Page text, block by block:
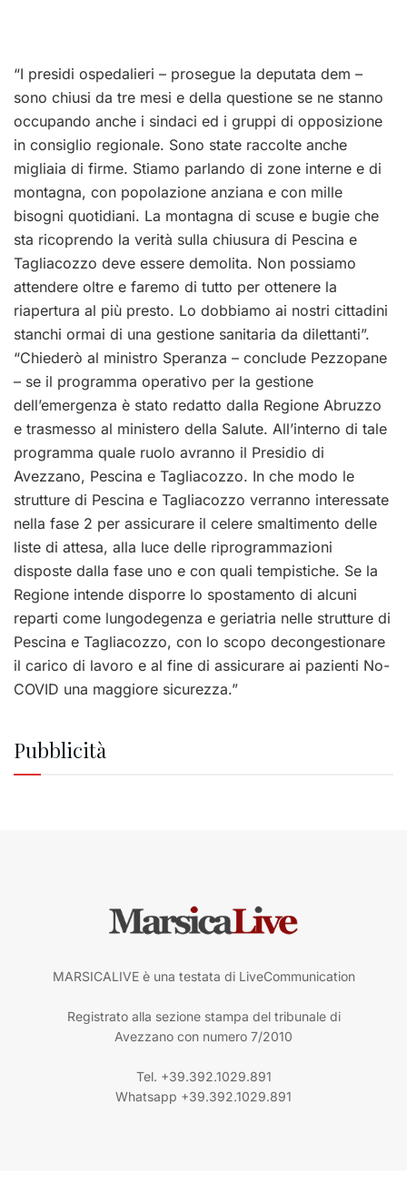
“I presidi ospedalieri – prosegue la deputata dem –
sono chiusi da tre mesi e della questione se ne stanno
occupando anche i sindaci ed i gruppi di opposizione
in consiglio regionale. Sono state raccolte anche
migliaia di firme. Stiamo parlando di zone interne e di
montagna, con popolazione anziana e con mille
bisogni quotidiani. La montagna di scuse e bugie che
sta ricoprendo la verità sulla chiusura di Pescina e
Tagliacozzo deve essere demolita. Non possiamo
attendere oltre e faremo di tutto per ottenere la
riapertura al più presto. Lo dobbiamo ai nostri cittadini
stanchi ormai di una gestione sanitaria da dilettanti”.
“Chiederò al ministro Speranza – conclude Pezzopane
– se il programma operativo per la gestione
dell’emergenza è stato redatto dalla Regione Abruzzo
e trasmesso al ministero della Salute. All’interno di tale
programma quale ruolo avranno il Presidio di
Avezzano, Pescina e Tagliacozzo. In che modo le
strutture di Pescina e Tagliacozzo verranno interessate
nella fase 2 per assicurare il celere smaltimento delle
liste di attesa, alla luce delle riprogrammazioni
disposte dalla fase uno e con quali tempistiche. Se la
Regione intende disporre lo spostamento di alcuni
reparti come lungodegenza e geriatria nelle strutture di
Pescina e Tagliacozzo, con lo scopo decongestionare
il carico di lavoro e al fine di assicurare ai pazienti No-
COVID una maggiore sicurezza.”
Pubblicità
MARSICALIVE è una testata di LiveCommunication
Registrato alla sezione stampa del tribunale di
Avezzano con numero 7/2010
Tel. +39.392.1029.891
Whatsapp +39.392.1029.891